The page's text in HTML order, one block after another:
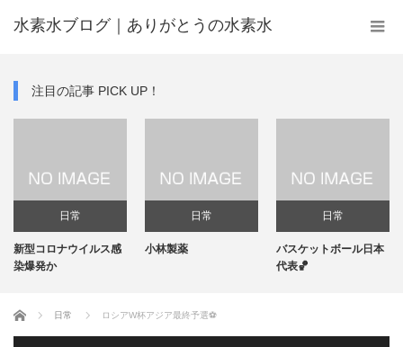
水素水ブログ｜ありがとうの水素水
注目の記事 PICK UP！
日常
型コロナウイルス感
爆発か
日常
小林製薬
日常
バスケットボール日本
代表🏀
ホーム 日常 ロシアW杯アジア最終予選⚽️